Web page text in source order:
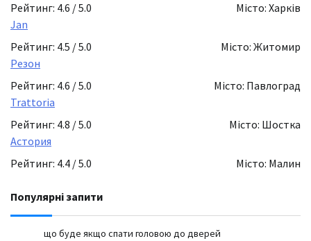
Рейтинг: 4.6 / 5.0
Місто: Харків
Jan
Рейтинг: 4.5 / 5.0
Місто: Житомир
Резон
Рейтинг: 4.6 / 5.0
Місто: Павлоград
Trattoria
Рейтинг: 4.8 / 5.0
Місто: Шостка
Астория
Рейтинг: 4.4 / 5.0
Місто: Малин
Популярні запити
що буде якщо спати головою до дверей